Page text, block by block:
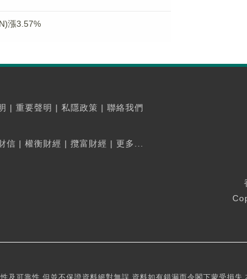
漲3.57%
| 重要聲明 | 私隱政策 | 聯絡我們
信 | 權衡財經 | 攬富財經 | 更多...